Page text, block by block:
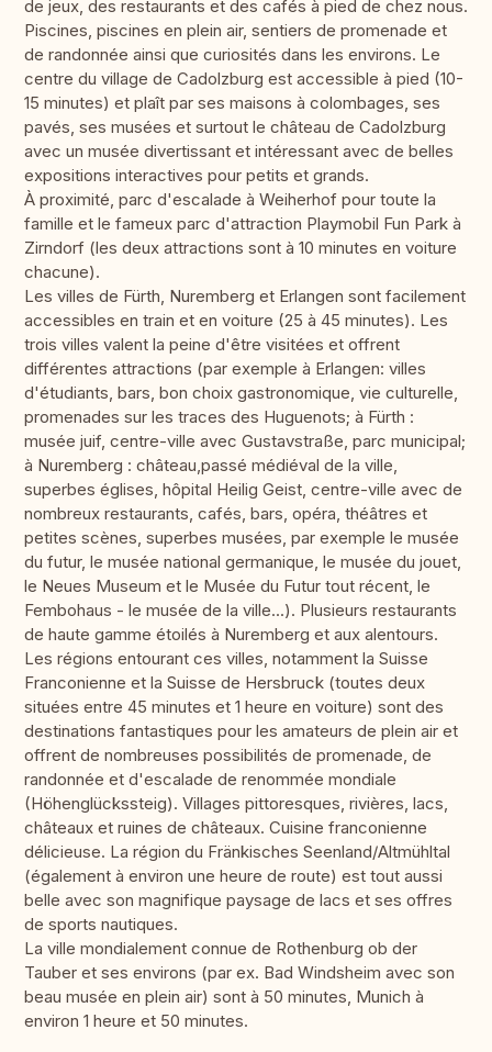
de jeux, des restaurants et des cafés à pied de chez nous.
Piscines, piscines en plein air, sentiers de promenade et
de randonnée ainsi que curiosités dans les environs. Le
centre du village de Cadolzburg est accessible à pied (10-
15 minutes) et plaît par ses maisons à colombages, ses
pavés, ses musées et surtout le château de Cadolzburg
avec un musée divertissant et intéressant avec de belles
expositions interactives pour petits et grands.
À proximité, parc d'escalade à Weiherhof pour toute la
famille et le fameux parc d'attraction Playmobil Fun Park à
Zirndorf (les deux attractions sont à 10 minutes en voiture
chacune).
Les villes de Fürth, Nuremberg et Erlangen sont facilement
accessibles en train et en voiture (25 à 45 minutes). Les
trois villes valent la peine d'être visitées et offrent
différentes attractions (par exemple à Erlangen: villes
d'étudiants, bars, bon choix gastronomique, vie culturelle,
promenades sur les traces des Huguenots; à Fürth :
musée juif, centre-ville avec Gustavstraße, parc municipal;
à Nuremberg : château,passé médiéval de la ville,
superbes églises, hôpital Heilig Geist, centre-ville avec de
nombreux restaurants, cafés, bars, opéra, théâtres et
petites scènes, superbes musées, par exemple le musée
du futur, le musée national germanique, le musée du jouet,
le Neues Museum et le Musée du Futur tout récent, le
Fembohaus - le musée de la ville...). Plusieurs restaurants
de haute gamme étoilés à Nuremberg et aux alentours.
Les régions entourant ces villes, notamment la Suisse
Franconienne et la Suisse de Hersbruck (toutes deux
situées entre 45 minutes et 1 heure en voiture) sont des
destinations fantastiques pour les amateurs de plein air et
offrent de nombreuses possibilités de promenade, de
randonnée et d'escalade de renommée mondiale
(Höhenglückssteig). Villages pittoresques, rivières, lacs,
châteaux et ruines de châteaux. Cuisine franconienne
délicieuse. La région du Fränkisches Seenland/Altmühltal
(également à environ une heure de route) est tout aussi
belle avec son magnifique paysage de lacs et ses offres
de sports nautiques.
La ville mondialement connue de Rothenburg ob der
Tauber et ses environs (par ex. Bad Windsheim avec son
beau musée en plein air) sont à 50 minutes, Munich à
environ 1 heure et 50 minutes.